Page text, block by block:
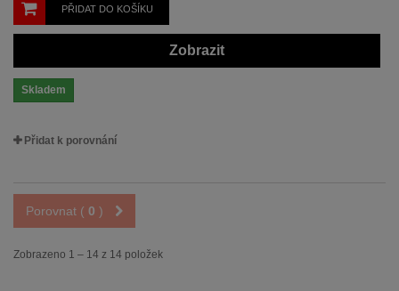
PŘIDAT DO KOŠÍKU
Zobrazit
Skladem
Přidat k porovnání
Porovnat ( 0 )
Zobrazeno 1 – 14 z 14 položek